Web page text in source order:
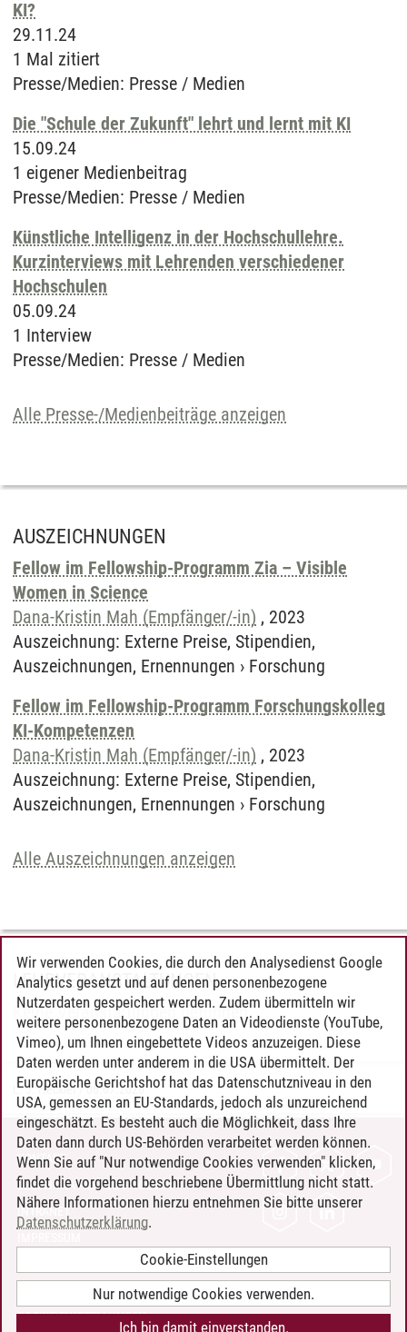
KI?
29.11.24
1 Mal zitiert
Presse/Medien: Presse / Medien
Die "Schule der Zukunft" lehrt und lernt mit KI
15.09.24
1 eigener Medienbeitrag
Presse/Medien: Presse / Medien
Künstliche Intelligenz in der Hochschullehre.
Kurzinterviews mit Lehrenden verschiedener
Hochschulen
05.09.24
1 Interview
Presse/Medien: Presse / Medien
Alle Presse-/Medienbeiträge anzeigen
AUSZEICHNUNGEN
Fellow im Fellowship-Programm Zia – Visible
Women in Science
Dana-Kristin Mah (Empfänger/-in) , 2023
Auszeichnung: Externe Preise, Stipendien,
Auszeichnungen, Ernennungen › Forschung
Fellow im Fellowship-Programm Forschungskolleg
KI-Kompetenzen
Dana-Kristin Mah (Empfänger/-in) , 2023
Auszeichnung: Externe Preise, Stipendien,
Auszeichnungen, Ernennungen › Forschung
Alle Auszeichnungen anzeigen
LEHRVERANSTALTUNGEN
Keine Veranstaltungen gefunden.
L. J. Heckler/06.07.2026
KONTAKT
LEUPHANA ALS ARBEITGEBER
INTRANET
BARRIEREFREIHEIT
COOKIE-EINSTELLUNGEN
Wir verwenden Cookies, die durch den Analysedienst Google
Analytics gesetzt und auf denen personenbezogene
Nutzerdaten gespeichert werden. Zudem übermitteln wir
weitere personenbezogene Daten an Videodienste (YouTube,
Vimeo), um Ihnen eingebettete Videos anzuzeigen. Diese
Daten werden unter anderem in die USA übermittelt. Der
Europäische Gerichtshof hat das Datenschutzniveau in den
USA, gemessen an EU-Standards, jedoch als unzureichend
eingeschätzt. Es besteht auch die Möglichkeit, dass Ihre
Daten dann durch US-Behörden verarbeitet werden können.
Wenn Sie auf "Nur notwendige Cookies verwenden" klicken,
findet die vorgehend beschriebene Übermittlung nicht statt.
Nähere Informationen hierzu entnehmen Sie bitte unserer
Datenschutzerklärung.
Cookie-Einstellungen
Nur notwendige Cookies verwenden.
Ich bin damit einverstanden.